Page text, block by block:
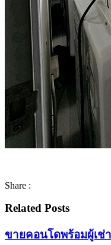
Share :
Related Posts
ขายคอนโดพร้อมผู้เช่